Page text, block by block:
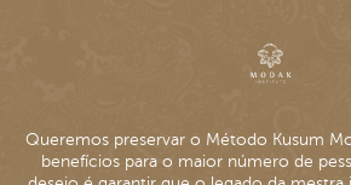
Queremos preservar o Método Kusum
benefícios para o maior número de